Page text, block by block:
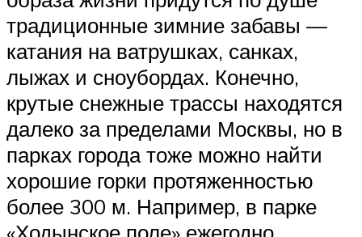
традиционные зимние забавы —
катания на ватрушках, санках,
лыжах и сноубордах. Конечно,
крутые снежные трассы находятся
далеко за пределами Москвы, но в
парках города тоже можно найти
хорошие горки протяженностью
более 300 м. Например, в парке